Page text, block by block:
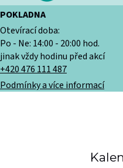
POKLADNA
Otevírací doba:
Po - Ne: 14:00 - 20:00 hod.
jinak vždy hodinu před akcí
+420 476 111 487
Podmínky a více informací